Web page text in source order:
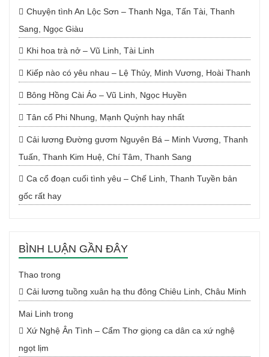
Chuyện tình An Lộc Sơn – Thanh Nga, Tấn Tài, Thanh
Sang, Ngọc Giàu
Khi hoa trà nở – Vũ Linh, Tài Linh
Kiếp nào có yêu nhau – Lệ Thủy, Minh Vương, Hoài Thanh
Bông Hồng Cài Áo – Vũ Linh, Ngọc Huyền
Tân cổ Phi Nhung, Mạnh Quỳnh hay nhất
Cải lương Đường gươm Nguyên Bá – Minh Vương, Thanh
Tuấn, Thanh Kim Huệ, Chí Tâm, Thanh Sang
Ca cổ đoạn cuối tình yêu – Chế Linh, Thanh Tuyền bản
gốc rất hay
BÌNH LUẬN GẦN ĐÂY
Thao trong
Cải lương tuồng xuân hạ thu đông Chiêu Linh, Châu Minh
Mai Linh trong
Xứ Nghệ Ân Tình – Cẩm Thơ giọng ca dân ca xứ nghệ
ngọt lịm